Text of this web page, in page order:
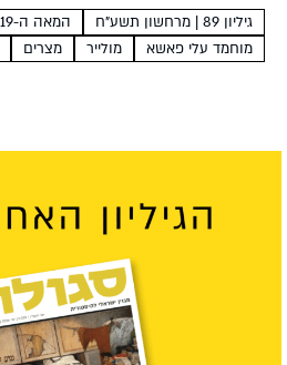
התאטרון המצרי המודרני. בשמה של
את השלטון המושחת והוגלה פעם
גיליון 89 | מרחשון תשע”ח המאה ה-19
מוחמד עלי פאשא
מולייר מצרים